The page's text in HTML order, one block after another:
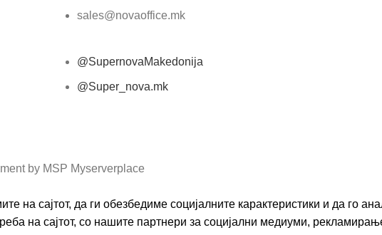
sales@novaoffice.mk
@SupernovaMakedonija
@Super_nova.mk
by MSP Myserverplace
на сајтот, да ги обезбедиме социјалните карактеристики и да го
на сајтот, со нашите партнери за социјални медиуми,